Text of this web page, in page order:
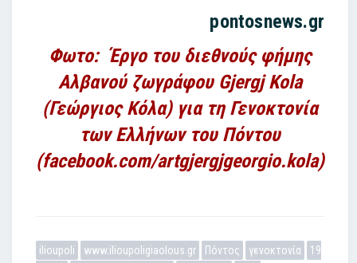
pontosnews.gr
Φωτο: Έργο του διεθνούς φήμης
Αλβανού ζωγράφου Gjergj Kola
(Γεώργιος Κόλα) για τη Γενοκτονία
των Ελλήνων του Πόντου
(facebook.com/artgjergjgeorgio.kola)
ilioupoli www.ilioupoligiaolous.gr Πόντος γενοκτονία
19